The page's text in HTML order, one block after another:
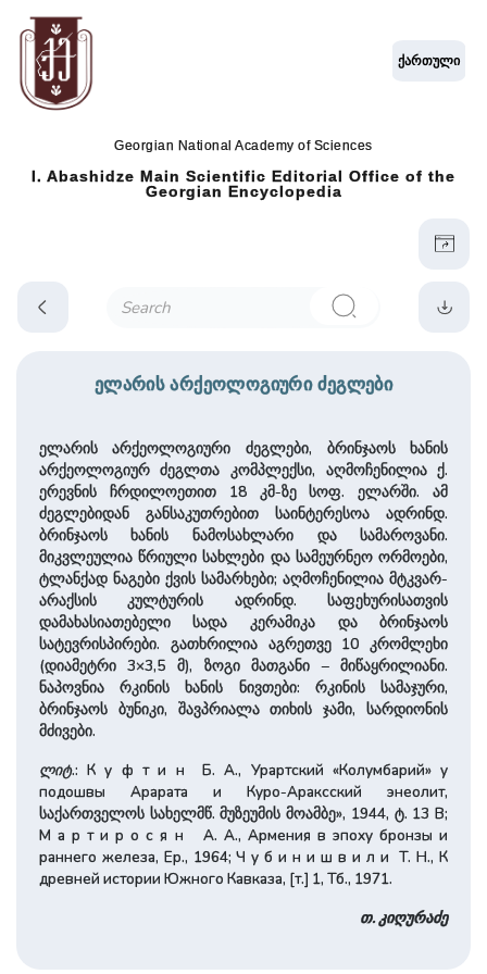
Georgian National Academy of Sciences
I. Abashidze Main Scientific Editorial Office of the
Georgian Encyclopedia
ქართული
ელარის არქეოლოგიური ძეგლები
ელარის არქეოლოგიური ძეგლები, ბრინჯაოს ხანის
არქეოლოგიურ ძეგლთა კომპლექსი, აღმოჩენილია ქ.
ერევნის ჩრდილოეთით 18 კმ-ზე სოფ. ელარში. ამ
ძეგლებიდან განსაკუთრებით საინტერესოა ადრინდ.
ბრინჯაოს ხანის ნამოსახლარი და სამაროვანი.
მიკვლეულია წრიული სახლები და სამეურნეო ორმოები,
ტლანქად ნაგები ქვის სამარხები; აღმოჩენილია მტკვარ-
არაქსის კულტურის ადრინდ. საფეხურისათვის
დამახასიათებელი სადა კერამიკა და ბრინჯაოს
სატევრისპირები. გათხრილია აგრეთვე 10 კრომლეხი
(დიამეტრი 3×3,5 მ), ზოგი მათგანი – მიწაყრილიანი.
ნაპოვნია რკინის ხანის ნივთები: რკინის სამაჯური,
ბრინჯაოს ბუნიკი, შავპრიალა თიხის ჯამი, სარდიონის
მძივები.
ლიტ.: К у ф т и н Б. А., Урартский «Колумбарий» у
подошвы Арарата и Куро-Араксский энеолит,
საქართველოს სახელმწ. მუზეუმის მოამბე», 1944, ტ. 13 В;
М а р т и р о с я н А. А., Армения в эпоху бронзы и
раннего железа, Ер., 1964; Ч у б и н и ш в и л и Т. Н., К
древней истории Южного Кавказа, [т.] 1, Тб., 1971.
თ. კიღურაძე